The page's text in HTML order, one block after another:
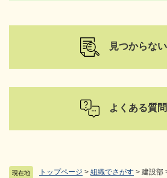
現在地 トップページ > 組織でさがす > 建設部
見つからな
よくある質